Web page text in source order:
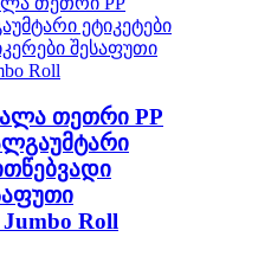
თეთრი PP
Roll